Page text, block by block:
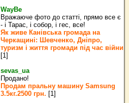
WayBe
Вражаюче фото до статті, прямо все є
- і Тарас, і собор, і гес, все!
Як живе Канівська громада на
Черкащині: Шевченко, Дніпро,
туризм і життя громади під час війни
[1]
sevas_ua
Продано!
Продам пральну машину Samsung
3.5кг.2500 грн. [1]